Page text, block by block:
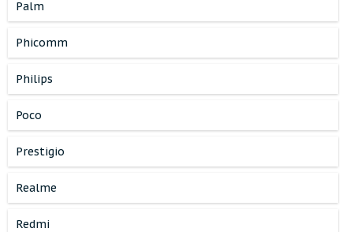
Palm
Phicomm
Philips
Poco
Prestigio
Realme
Redmi